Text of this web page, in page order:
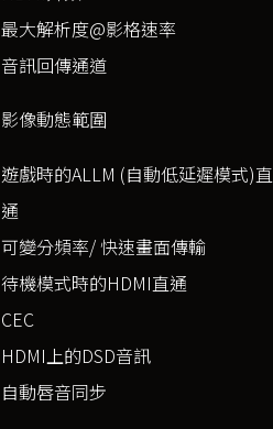
最大解析度@影格速率
音訊回傳通道
影像動態範圍
遊戲時的ALLM (自動低延遲模式)直
通
可變分頻率/ 快速畫面傳輸
待機模式時的HDMI直通
CEC
HDMI上的DSD音訊
自動唇音同步